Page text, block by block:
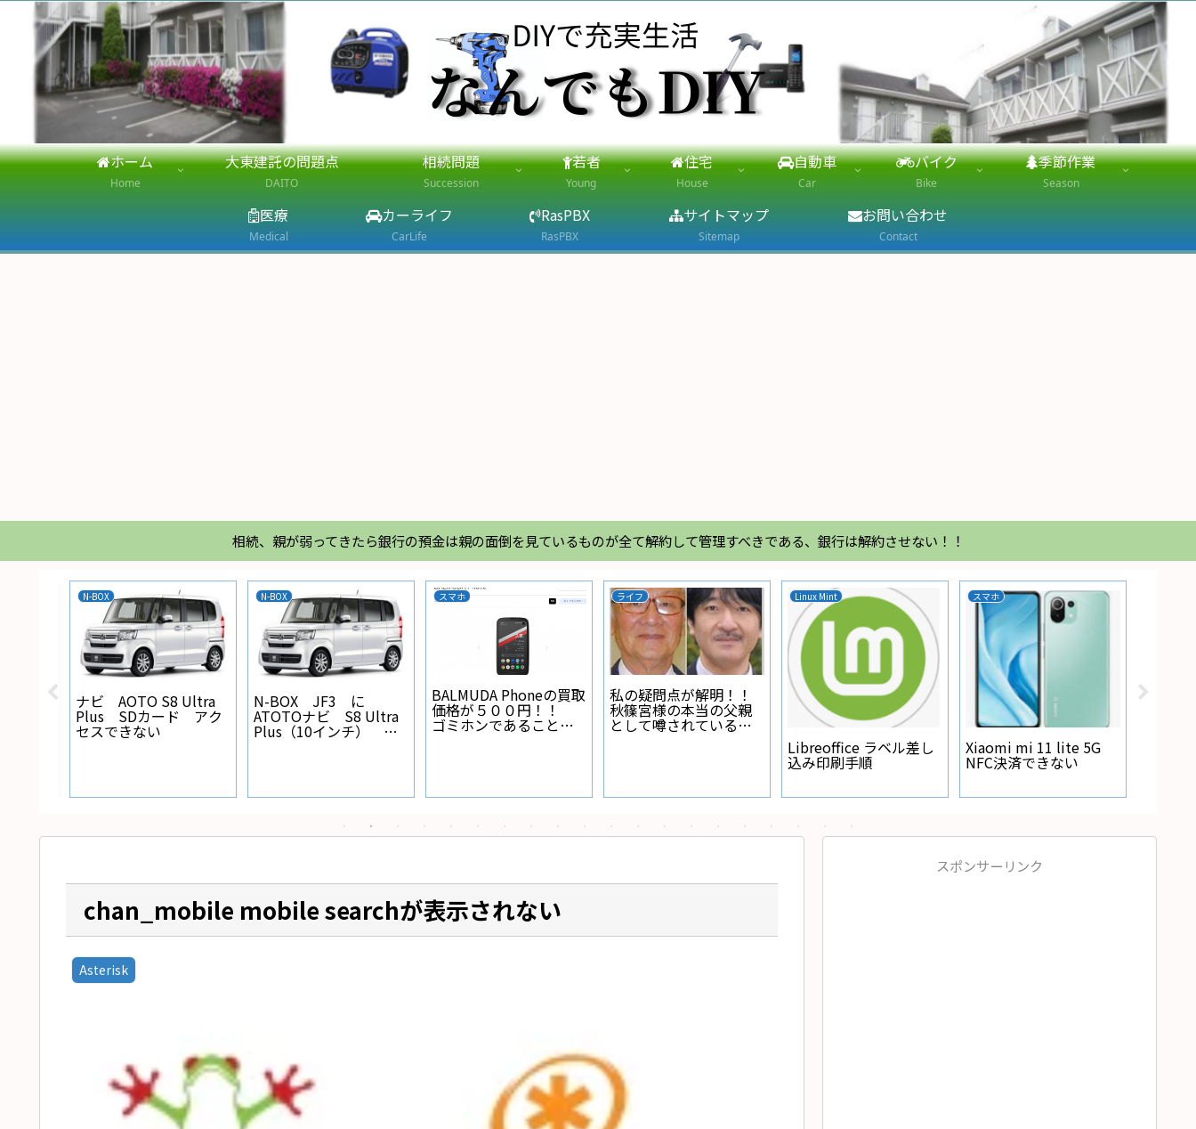
ホーム
Home
大東建託の問題点
DAITO
相続問題
Succession
若者
Young
住宅
House
自動車
Car
バイク
Bike
季節作業
Season
医療
Medical
カーライフ
CarLife
RasPBX
RasPBX
サイトマップ
Sitemap
お問い合わせ
Contact
相続、親が弱ってきたら銀行の預金は親の面倒を見ているものが全て解約して管理すべきである、銀行は解約させない！！
家電
Regza 32Z 電源ランプ
が点灯しない
エアコン
【実験】エアコンフレ
ア面に塗るナイログと
エアコンパルのガス漏
れ防止力実験
ナビ本体裏 アースポ
イントの作り方
N-BOX
N-BOXのオーディオ周
りのパネルの外し方
動画
DHCP
isc-dhcp-server 払い出
したipアドレスを確認
Resolv
resolv.confが書き換わ
る
chan_mobile mobile searchが表示されない
Asterisk
スポンサーリンク